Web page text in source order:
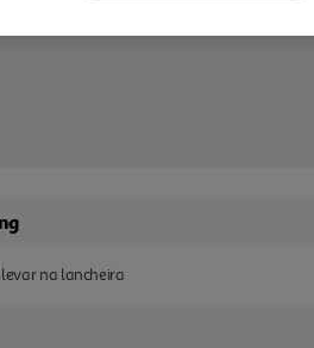
na lancheira